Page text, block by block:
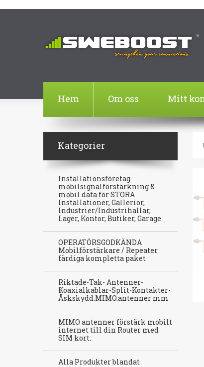
Hem Om oss Mitt
Kategorier
Installationsföretag
mobilsignalförstärkning &
mobil data för STORA
Installationer, Gallerior,
Industrier/Industrihallar,
Lager, Kontor, Butiker, Garage
OPERATÖRSGODKÄNDA
Mobilförstärkare / Repeater
färdiga kompletta paket
Riktade-Tak- Antenner-
Koaxialkablar-Split-Kontakter-
Åskskydd.MIMO.antenner mm
MIMO antenner förstärk mobilt
internet till din Router med
SIM kort.
Alla Produkter blandat